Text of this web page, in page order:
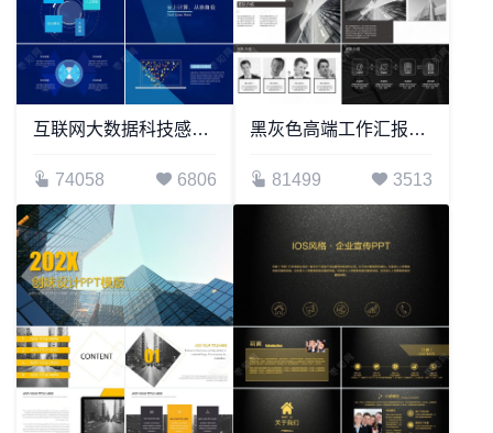
互联网大数据科技感通用PPT模板
74058 6806
黑灰色高端工作汇报年终总结新年计划PPT模板
81499 3513